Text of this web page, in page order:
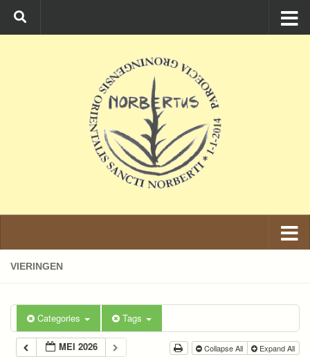
Ga naar de inhoud
VIERINGEN
Categories Tags
MEI 2026 Collapse All Expand All